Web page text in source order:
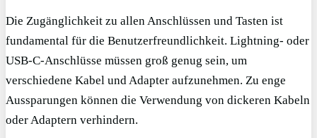
Die Zugänglichkeit zu allen Anschlüssen und Tasten ist
fundamental für die Benutzerfreundlichkeit. Lightning- oder
USB-C-Anschlüsse müssen groß genug sein, um
verschiedene Kabel und Adapter aufzunehmen. Zu enge
Aussparungen können die Verwendung von dickeren Kabeln
oder Adaptern verhindern.